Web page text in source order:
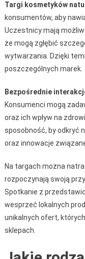
Targi kosmetyków
konsumentów, aby
Uczestnicy mają
że mogą zgłębić
wytwarzania. Dzięki
poszczególnych marek.
Bezpośrednie
Konsumenci mogą
oraz ich wpływ na
sposobność, by odkryć
oraz innowacje
Na targach można
rozpoczynają swoją
Spotkanie z
wesprzeć lokalnych
unikalnych ofert,
sklepach.